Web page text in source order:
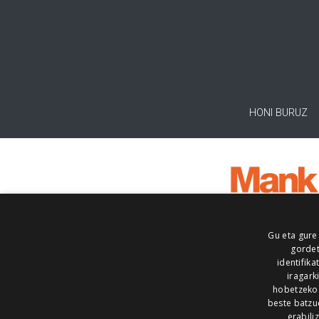
HONI BURUZ
Gu eta
hobetzeko.
beste